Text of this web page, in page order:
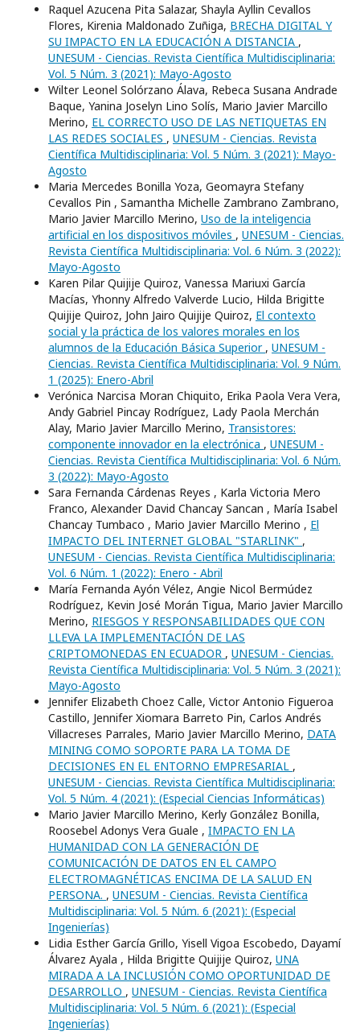
Raquel Azucena Pita Salazar, Shayla Ayllin Cevallos
Flores, Kirenia Maldonado Zuñiga, BRECHA DIGITAL Y
SU IMPACTO EN LA EDUCACIÓN A DISTANCIA ,
UNESUM - Ciencias. Revista Científica Multidisciplinaria:
Vol. 5 Núm. 3 (2021): Mayo-Agosto
Wilter Leonel Solórzano Álava, Rebeca Susana Andrade
Baque, Yanina Joselyn Lino Solís, Mario Javier Marcillo
Merino, EL CORRECTO USO DE LAS NETIQUETAS EN
LAS REDES SOCIALES , UNESUM - Ciencias. Revista
Científica Multidisciplinaria: Vol. 5 Núm. 3 (2021): Mayo-
Agosto
Maria Mercedes Bonilla Yoza, Geomayra Stefany
Cevallos Pin , Samantha Michelle Zambrano Zambrano,
Mario Javier Marcillo Merino, Uso de la inteligencia
artificial en los dispositivos móviles , UNESUM - Ciencias.
Revista Científica Multidisciplinaria: Vol. 6 Núm. 3 (2022):
Mayo-Agosto
Karen Pilar Quijije Quiroz, Vanessa Mariuxi García
Macías, Yhonny Alfredo Valverde Lucio, Hilda Brigitte
Quijije Quiroz, John Jairo Quijije Quiroz, El contexto
social y la práctica de los valores morales en los
alumnos de la Educación Básica Superior , UNESUM -
Ciencias. Revista Científica Multidisciplinaria: Vol. 9 Núm.
1 (2025): Enero-Abril
Verónica Narcisa Moran Chiquito, Erika Paola Vera Vera,
Andy Gabriel Pincay Rodríguez, Lady Paola Merchán
Alay, Mario Javier Marcillo Merino, Transistores:
componente innovador en la electrónica , UNESUM -
Ciencias. Revista Científica Multidisciplinaria: Vol. 6 Núm.
3 (2022): Mayo-Agosto
Sara Fernanda Cárdenas Reyes , Karla Victoria Mero
Franco, Alexander David Chancay Sancan , Marí­a Isabel
Chancay Tumbaco , Mario Javier Marcillo Merino , El
IMPACTO DEL INTERNET GLOBAL "STARLINK" ,
UNESUM - Ciencias. Revista Científica Multidisciplinaria:
Vol. 6 Núm. 1 (2022): Enero - Abril
María Fernanda Ayón Vélez, Angie Nicol Bermúdez
Rodríguez, Kevin José Morán Tigua, Mario Javier Marcillo
Merino, RIESGOS Y RESPONSABILIDADES QUE CON
LLEVA LA IMPLEMENTACIÓN DE LAS
CRIPTOMONEDAS EN ECUADOR , UNESUM - Ciencias.
Revista Científica Multidisciplinaria: Vol. 5 Núm. 3 (2021):
Mayo-Agosto
Jennifer Elizabeth Choez Calle, Victor Antonio Figueroa
Castillo, Jennifer Xiomara Barreto Pin, Carlos Andrés
Villacreses Parrales, Mario Javier Marcillo Merino, DATA
MINING COMO SOPORTE PARA LA TOMA DE
DECISIONES EN EL ENTORNO EMPRESARIAL ,
UNESUM - Ciencias. Revista Científica Multidisciplinaria:
Vol. 5 Núm. 4 (2021): (Especial Ciencias Informáticas)
Mario Javier Marcillo Merino, Kerly González Bonilla,
Roosebel Adonys Vera Guale , IMPACTO EN LA
HUMANIDAD CON LA GENERACIÓN DE
COMUNICACIÓN DE DATOS EN EL CAMPO
ELECTROMAGNÉTICAS ENCIMA DE LA SALUD EN
PERSONA. , UNESUM - Ciencias. Revista Científica
Multidisciplinaria: Vol. 5 Núm. 6 (2021): (Especial
Ingenierí­as)
Lidia Esther García Grillo, Yisell Vigoa Escobedo, Dayamí
Álvarez Ayala , Hilda Brigitte Quijije Quiroz, UNA
MIRADA A LA INCLUSIÓN COMO OPORTUNIDAD DE
DESARROLLO , UNESUM - Ciencias. Revista Científica
Multidisciplinaria: Vol. 5 Núm. 6 (2021): (Especial
Ingenierí­as)